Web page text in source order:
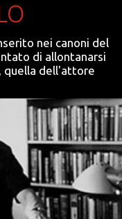
nei canoni del
di allontanarsi
quella dell'attore